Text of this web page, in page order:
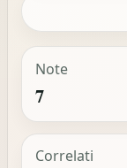
Note
7
Correlati